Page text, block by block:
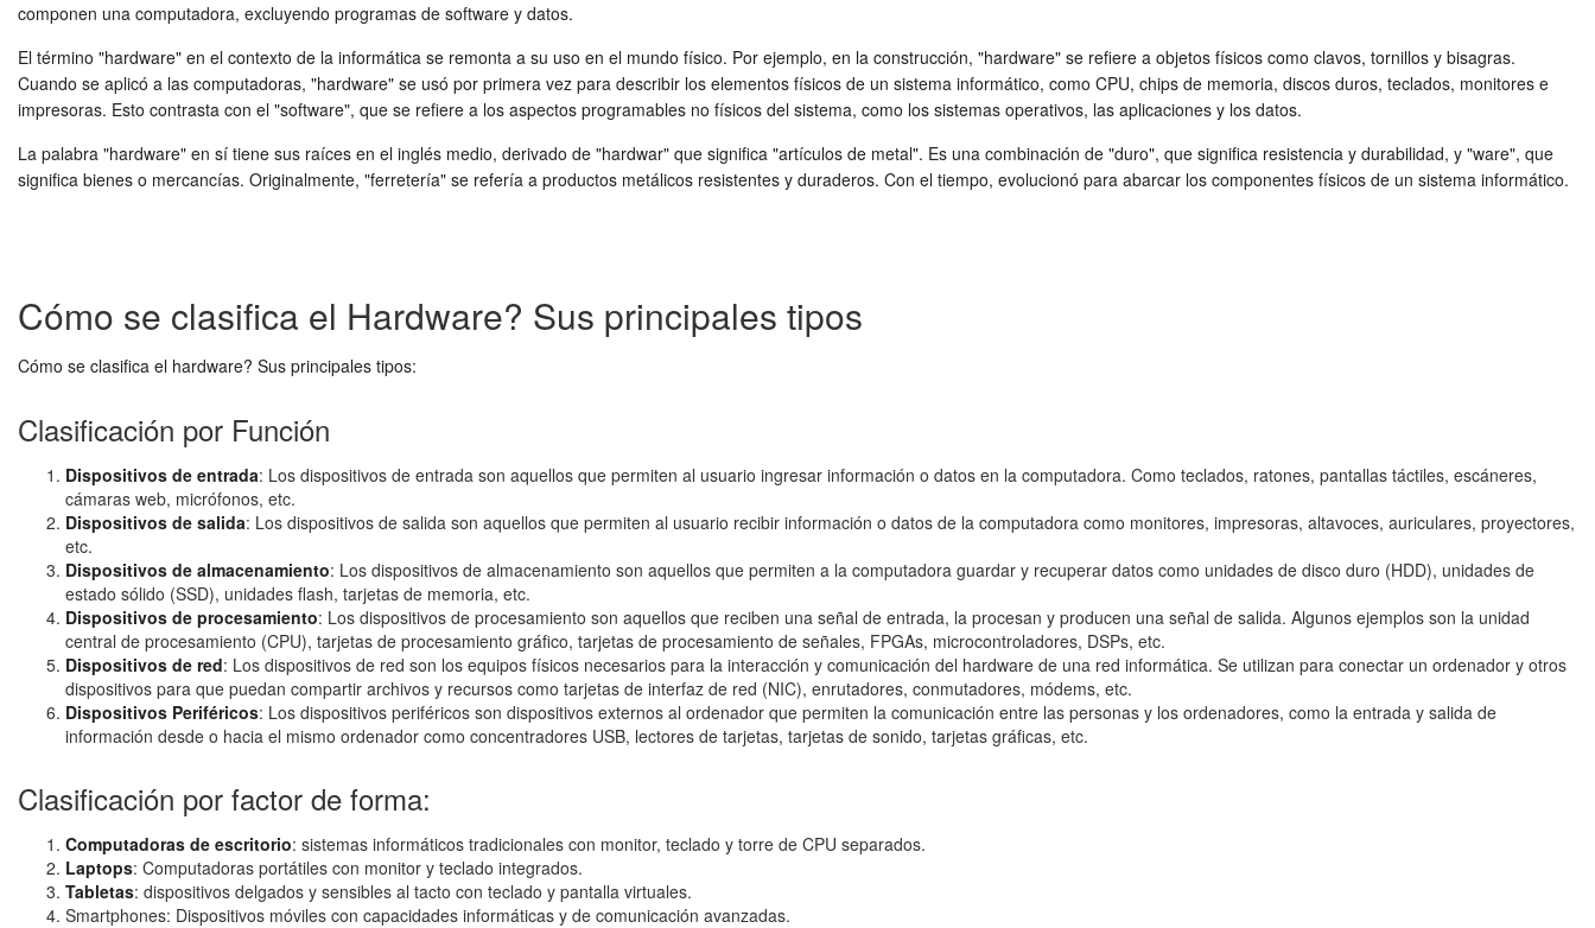
componen una computadora, excluyendo programas de software y datos.
El término "hardware" en el contexto de la informática se remonta a su uso en el mundo físico. Por ejemplo, en la construcción, "hardware" se refiere a objetos físicos como clavos, tornillos y bisagras.
Cuando se aplicó a las computadoras, "hardware" se usó por primera vez para describir los elementos físicos de un sistema informático, como CPU, chips de memoria, discos duros, teclados, monitores e
impresoras. Esto contrasta con el "software", que se refiere a los aspectos programables no físicos del sistema, como los sistemas operativos, las aplicaciones y los datos.
La palabra "hardware" en sí tiene sus raíces en el inglés medio, derivado de "hardwar" que significa "artículos de metal". Es una combinación de "duro", que significa resistencia y durabilidad, y "ware", que
significa bienes o mercancías. Originalmente, "ferretería" se refería a productos metálicos resistentes y duraderos. Con el tiempo, evolucionó para abarcar los componentes físicos de un sistema informático.
Cómo se clasifica el Hardware? Sus principales tipos
Cómo se clasifica el hardware? Sus principales tipos:
Clasificación por Función
Dispositivos de entrada: Los dispositivos de entrada son aquellos que permiten al usuario ingresar información o datos en la computadora. Como teclados, ratones, pantallas táctiles, escáneres,
cámaras web, micrófonos, etc.
Dispositivos de salida: Los dispositivos de salida son aquellos que permiten al usuario recibir información o datos de la computadora como monitores, impresoras, altavoces, auriculares, proyectores,
etc.
Dispositivos de almacenamiento: Los dispositivos de almacenamiento son aquellos que permiten a la computadora guardar y recuperar datos como unidades de disco duro (HDD), unidades de
estado sólido (SSD), unidades flash, tarjetas de memoria, etc.
Dispositivos de procesamiento: Los dispositivos de procesamiento son aquellos que reciben una señal de entrada, la procesan y producen una señal de salida. Algunos ejemplos son la unidad
central de procesamiento (CPU), tarjetas de procesamiento gráfico, tarjetas de procesamiento de señales, FPGAs, microcontroladores, DSPs, etc.
Dispositivos de red: Los dispositivos de red son los equipos físicos necesarios para la interacción y comunicación del hardware de una red informática. Se utilizan para conectar un ordenador y otros
dispositivos para que puedan compartir archivos y recursos como tarjetas de interfaz de red (NIC), enrutadores, conmutadores, módems, etc.
Dispositivos Periféricos: Los dispositivos periféricos son dispositivos externos al ordenador que permiten la comunicación entre las personas y los ordenadores, como la entrada y salida de
información desde o hacia el mismo ordenador como concentradores USB, lectores de tarjetas, tarjetas de sonido, tarjetas gráficas, etc.
Clasificación por factor de forma:
Computadoras de escritorio: sistemas informáticos tradicionales con monitor, teclado y torre de CPU separados.
Laptops: Computadoras portátiles con monitor y teclado integrados.
Tabletas: dispositivos delgados y sensibles al tacto con teclado y pantalla virtuales.
Smartphones: Dispositivos móviles con capacidades informáticas y de comunicación avanzadas.